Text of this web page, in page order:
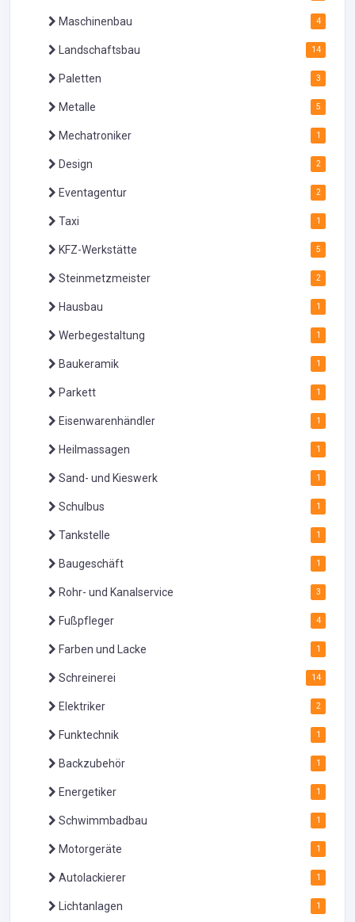
Maschinenbau 4
Landschaftsbau 14
Paletten 3
Metalle 5
Mechatroniker 1
Design 2
Eventagentur 2
Taxi 1
KFZ-Werkstätte 5
Steinmetzmeister 2
Hausbau 1
Werbegestaltung 1
Baukeramik 1
Parkett 1
Eisenwarenhändler 1
Heilmassagen 1
Sand- und Kieswerk 1
Schulbus 1
Tankstelle 1
Baugeschäft 1
Rohr- und Kanalservice 3
Fußpfleger 4
Farben und Lacke 1
Schreinerei 14
Elektriker 2
Funktechnik 1
Backzubehör 1
Energetiker 1
Schwimmbadbau 1
Motorgeräte 1
Autolackierer 1
Lichtanlagen 1